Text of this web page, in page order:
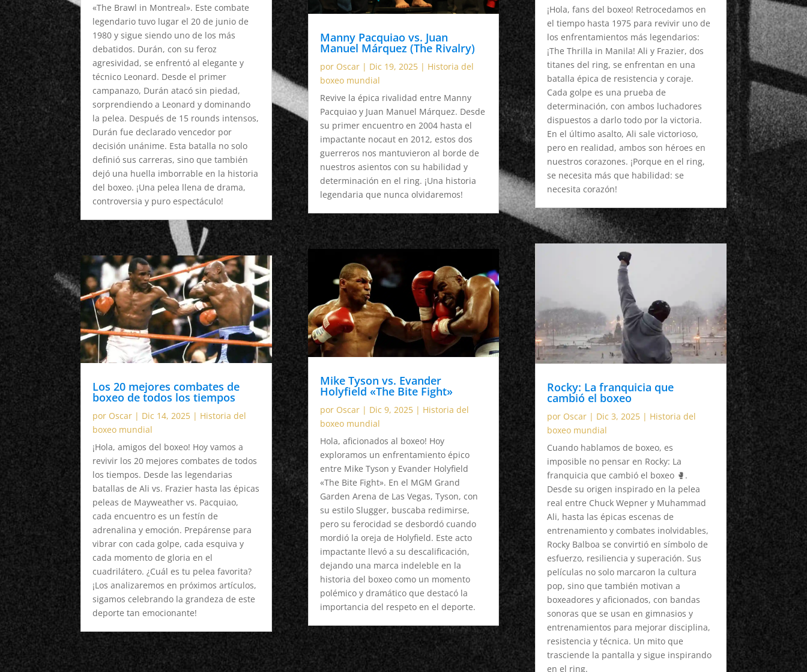
«The Brawl in Montreal». Este combate
legendario tuvo lugar el 20 de junio de
1980 y sigue siendo uno de los más
debatidos. Durán, con su feroz
agresividad, se enfrentó al elegante y
técnico Leonard. Desde el primer
campanazo, Durán atacó sin piedad,
sorprendiendo a Leonard y dominando
la pelea. Después de 15 rounds intensos,
Durán fue declarado vencedor por
decisión unánime. Esta batalla no solo
definió sus carreras, sino que también
dejó una huella imborrable en la historia
del boxeo. ¡Una pelea llena de drama,
controversia y puro espectáculo!
Los 20 mejores combates de
boxeo de todos los tiempos
por Oscar | Dic 14, 2025 | Historia del
boxeo mundial
¡Hola, amigos del boxeo! Hoy vamos a
revivir los 20 mejores combates de todos
los tiempos. Desde las legendarias
batallas de Ali vs. Frazier hasta las épicas
peleas de Mayweather vs. Pacquiao,
cada encuentro es un festín de
adrenalina y emoción. Prepárense para
vibrar con cada golpe, cada esquiva y
cada momento de gloria en el
cuadrilátero. ¿Cuál es tu pelea favorita?
¡Los analizaremos en próximos artículos,
sigamos celebrando la grandeza de este
deporte tan emocionante!
Manny Pacquiao vs. Juan
Manuel Márquez (The Rivalry)
por Oscar| Dic 19, 2025| Historia del
boxeo mundial
Revive la épica rivalidad entre Manny
Pacquiao y Juan Manuel Márquez. Desde
su primer encuentro en 2004 hasta el
impactante nocaut en 2012, estos dos
guerreros nos mantuvieron al borde de
nuestros asientos con su habilidad y
determinación en el ring. ¡Una historia
legendaria que nunca olvidaremos!
Mike Tyson vs. Evander
Holyfield «The Bite Fight»
por Oscar| Dic 9, 2025| Historia del
boxeo mundial
Hola, aficionados al boxeo! Hoy
exploramos un enfrentamiento épico
entre Mike Tyson y Evander Holyfield
«The Bite Fight». En el MGM Grand
Garden Arena de Las Vegas, Tyson, con
su estilo Slugger, buscaba redimirse,
pero su ferocidad se desbordó cuando
mordió la oreja de Holyfield. Este acto
impactante llevó a su descalificación,
dejando una marca indeleble en la
historia del boxeo como un momento
polémico y dramático que destacó la
importancia del respeto en el deporte.
¡Hola, fans del boxeo! Retrocedamos en
el tiempo hasta 1975 para revivir uno de
los enfrentamientos más legendarios:
¡The Thrilla in Manila! Ali y Frazier, dos
titanes del ring, se enfrentan en una
batalla épica de resistencia y coraje.
Cada golpe es una prueba de
determinación, con ambos luchadores
dispuestos a darlo todo por la victoria.
En el último asalto, Ali sale victorioso,
pero en realidad, ambos son héroes en
nuestros corazones. ¡Porque en el ring,
se necesita más que habilidad: se
necesita corazón!
Rocky: La franquicia que
cambió el boxeo
por Oscar| Dic 3, 2025| Historia del
boxeo mundial
Cuando hablamos de boxeo, es
imposible no pensar en Rocky: La
franquicia que cambió el boxeo 🥊.
Desde su origen inspirado en la pelea
real entre Chuck Wepner y Muhammad
Ali, hasta las épicas escenas de
entrenamiento y combates inolvidables,
Rocky Balboa se convirtió en símbolo de
esfuerzo, resiliencia y superación. Sus
películas no solo marcaron la cultura
pop, sino que también motivan a
boxeadores y aficionados, con bandas
sonoras que se usan en gimnasios y
entrenamientos para mejorar disciplina,
resistencia y técnica. Un mito que
trasciende la pantalla y sigue inspirando
en el ring.